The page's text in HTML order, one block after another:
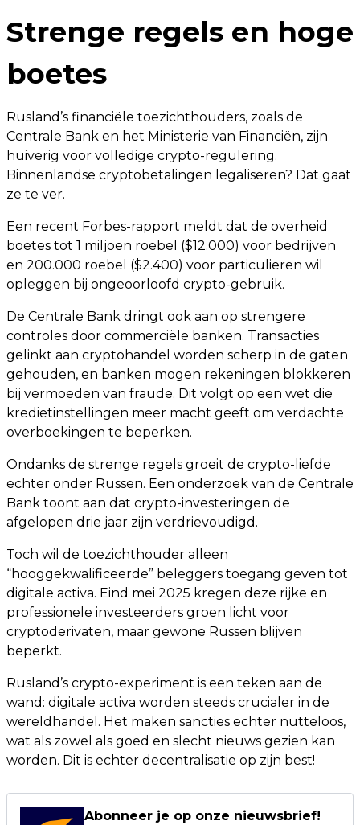
Strenge regels en hoge
boetes
Rusland’s financiële toezichthouders, zoals de
Centrale Bank en het Ministerie van Financiën, zijn
huiverig voor volledige crypto-regulering.
Binnenlandse cryptobetalingen legaliseren? Dat gaat
ze te ver.
Een recent Forbes-rapport meldt dat de overheid
boetes tot 1 miljoen roebel ($12.000) voor bedrijven
en 200.000 roebel ($2.400) voor particulieren wil
opleggen bij ongeoorloofd crypto-gebruik.
De Centrale Bank dringt ook aan op strengere
controles door commerciële banken. Transacties
gelinkt aan cryptohandel worden scherp in de gaten
gehouden, en banken mogen rekeningen blokkeren
bij vermoeden van fraude. Dit volgt op een wet die
kredietinstellingen meer macht geeft om verdachte
overboekingen te beperken.
Ondanks de strenge regels groeit de crypto-liefde
echter onder Russen. Een onderzoek van de Centrale
Bank toont aan dat crypto-investeringen de
afgelopen drie jaar zijn verdrievoudigd.
Toch wil de toezichthouder alleen
“hooggekwalificeerde” beleggers toegang geven tot
digitale activa. Eind mei 2025 kregen deze rijke en
professionele investeerders groen licht voor
cryptoderivaten, maar gewone Russen blijven
beperkt.
Rusland’s crypto-experiment is een teken aan de
wand: digitale activa worden steeds crucialer in de
wereldhandel. Het maken sancties echter nutteloos,
wat als zowel als goed en slecht nieuws gezien kan
worden. Dit is echter decentralisatie op zijn best!
Abonneer je op onze nieuwsbrief!